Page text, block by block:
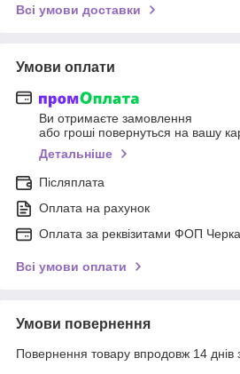
Всі умови доставки
Умови оплати
Ви отримаєте замовлення
або гроші повернуться на вашу
Детальніше
Післяплата
Оплата на рахунок
Оплата за реквізитами ФОП
Всі умови оплати
Умови повернення
Повернення товару впродовж 14 днів